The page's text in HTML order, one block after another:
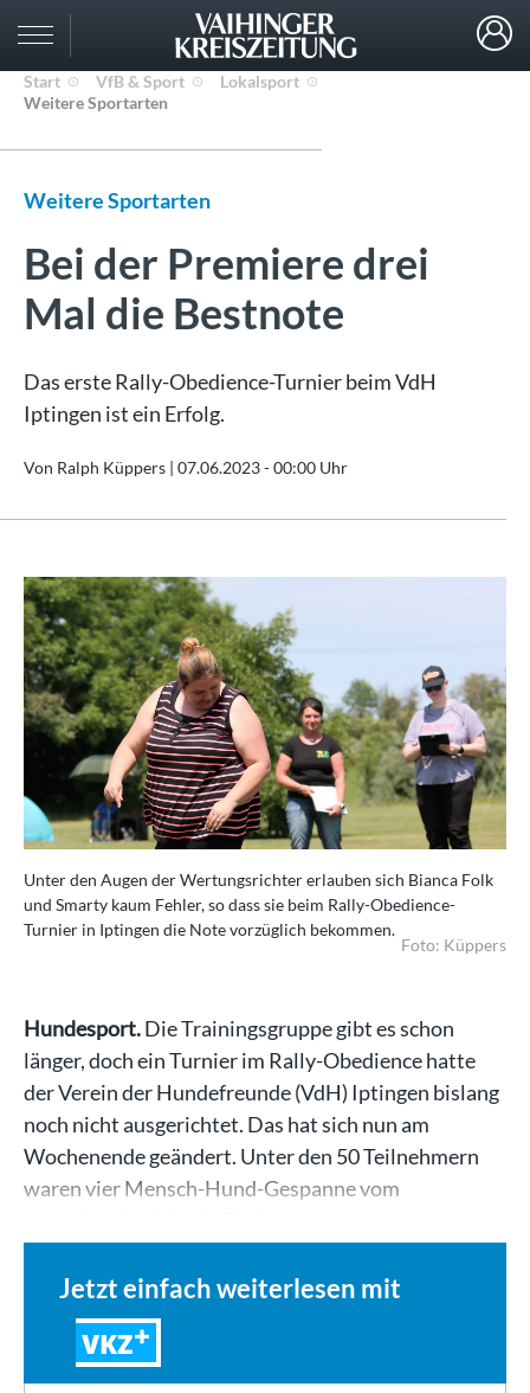
Start VfB & Sport
Lokalsport
Weitere Sportarten
Weitere Sportarten
Bei der Premiere drei
Mal die Bestnote
Das erste Rally-Obedience-Turnier beim VdH
Iptingen ist ein Erfolg.
Von Ralph Küppers | 07.06.2023 - 00:00 Uhr
Unter den Augen der Wertungsrichter erlauben sich Bianca Folk
und Smarty kaum Fehler, so dass sie beim Rally-Obedience-
Turnier in Iptingen die Note vorzüglich bekommen.
Foto: Küppers
Hundesport.Die Trainingsgruppe gibt es schon
länger, doch ein Turnier im Rally-Obedience hatte
der Verein der Hundefreunde (VdH) Iptingen bislang
noch nicht ausgerichtet. Das hat sich nun am
Wochenende geändert. Unter den 50 Teilnehmern
waren vier Mensch-Hund-Gespanne vom
Jetzt einfach weiterlesen mit
VKZ